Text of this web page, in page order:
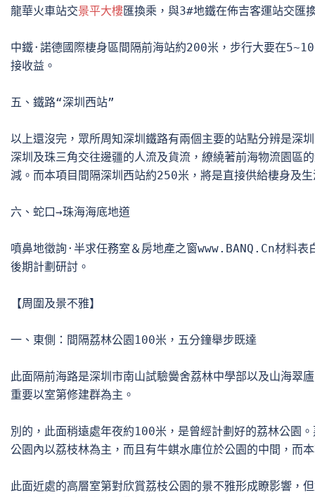
龍華火車站交景平大樓匯換乘，與3#地鐵在佈吉客運站交匯
中鐵·諾德國際棲身區間隔前海站約200米，步行大要在
接收益。
五、鐵路“深圳西站”
以上還沒完，眾所周知深圳鐵路有兩個主要的站點分辨是深
深圳及珠三角交往邊疆的人流及貨流，繚繞著前海物流園區
減。而本項目間隔深圳西站約250米，將是直接供給棲身及
六、蛇口→珠海海底地道
噴鼻地徵詢·半求任務室＆房地產之窗www.BANQ.Cn材料
後期計劃研討。
【周圍及景不雅】
一、東側：間隔荔林公園100米，五分鐘舉步既達
此面隔前海路是深圳市南山試驗黌舍荔林中學部以及山海翠
重要以室第修建群為主。
別的，此面稍遠處年夜約100米，是曾經計劃好的荔林公園
公園內以荔枝林為主，而且有牛蜞水庫位於公園的中間，而
此面近處的高層室第對欣賞荔枝公園的景不雅形成瞭影響，